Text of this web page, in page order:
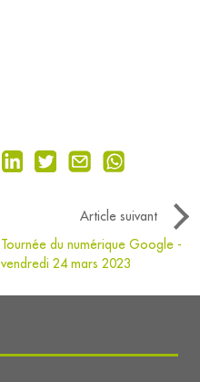
Article suivant
Tournée du numérique Google -
vendredi 24 mars 2023